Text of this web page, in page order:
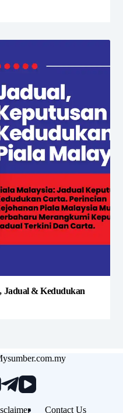
Jadual & Kedudukan
Contact Us